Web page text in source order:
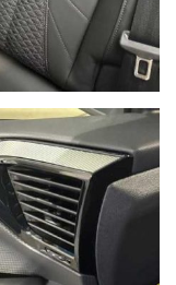
*
per finalità di
con terze parti